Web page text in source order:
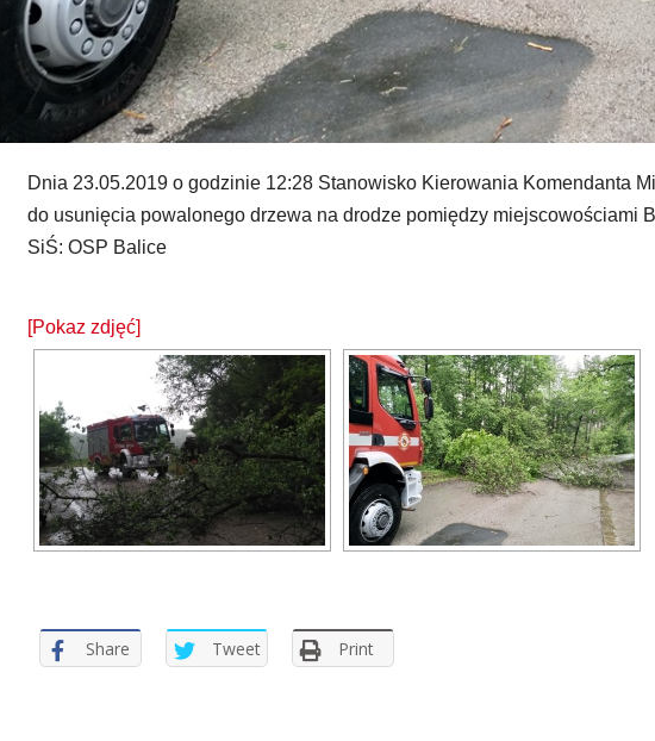
Dnia 23.05.2019 o godzinie 12:28 Stanowisko Kierowania Komendanta
do usunięcia powalonego drzewa na drodze pomiędzy miejscowościami
SiŚ: OSP Balice
[Pokaz zdjęć]
Share Tweet Print